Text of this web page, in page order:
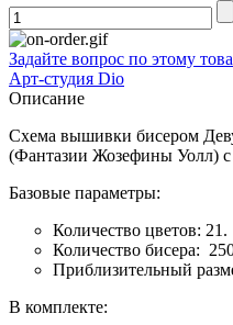
Задайте вопрос по этому
Арт-студия Dio
Описание
Схема вышивки бисером
(Фантазии Жозефины Уолл)
Базовые параметры:
Количество цветов: 21.
Количество бисера:
Приблизительный
В комплекте: